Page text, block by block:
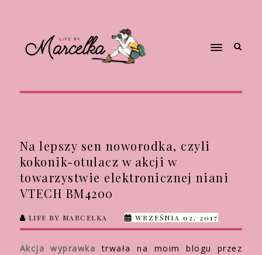
Na lepszy sen noworodka, czyli
kokonik-otulacz w akcji w
towarzystwie elektronicznej niani
VTECH BM4200
LIFE BY MARCELKA WRZEŚNIA 02, 2017
Akcja wyprawka trwała na moim blogu przez